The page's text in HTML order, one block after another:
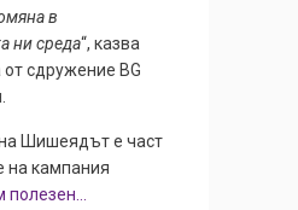
в
ни среда“, казва
сдружение BG
Шишеядът е част
на кампания
полезен…